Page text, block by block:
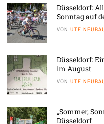
Düsseldorf:
Sonntag auf
VON UTE
Düsseldorf:
im August
VON UTE
„Sommer,
Düsseldorf